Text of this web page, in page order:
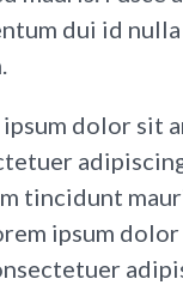
dui id
dolor sit
tincidunt
ipsum